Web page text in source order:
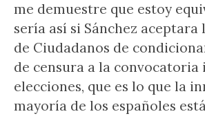
me demuestre que estoy
sería así si Sánchez
de Ciudadanos de
de censura a la convocatoria
elecciones, que es lo que la
mayoría de los españoles